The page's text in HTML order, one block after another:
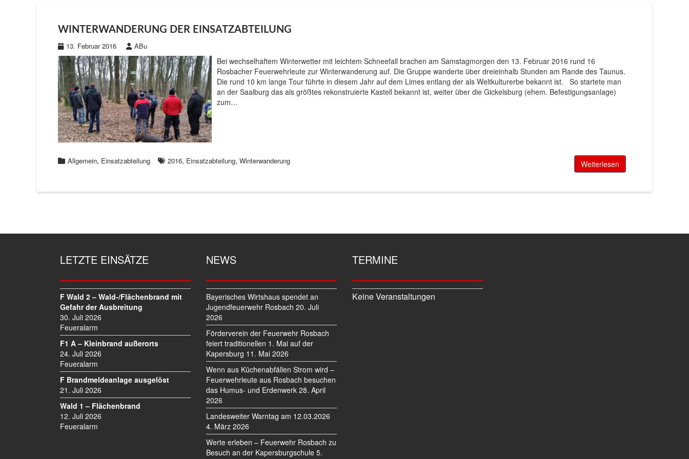
WINTERWANDERUNG DER EINSATZABTEILUNG
13. Februar 2016 ABu
Bei wechselhaftem Winterwetter mit leichtem Schneefall brachen am Samstagmorgen den 13. Februar 2016 rund 16
Rosbacher Feuerwehrleute zur Winterwanderung auf. Die Gruppe wanderte über dreieinhalb Stunden am Rande des Taunus.
Die rund 10 km lange Tour führte in diesem Jahr auf dem Limes entlang der als Weltkulturerbe bekannt ist. So startete man
an der Saalburg das als größtes rekonstruierte Kastell bekannt ist, weiter über die Gickelsburg (ehem. Befestigungsanlage)
zum…
Allgemein, Einsatzabteilung 2016, Einsatzabteilung, Winterwanderung Weiterlesen
LETZTE EINSÄTZE
F Wald 2 – Wald-/Flächenbrand mit
Gefahr der Ausbreitung
30. Juli 2026
Feueralarm
F1 A – Kleinbrand außerorts
24. Juli 2026
Feueralarm
F Brandmeldeanlage ausgelöst
21. Juli 2026
Wald 1 – Flächenbrand
12. Juli 2026
Feueralarm
NEWS
Bayerisches Wirtshaus spendet an
Jugendfeuerwehr Rosbach 20. Juli
2026
Förderverein der Feuerwehr Rosbach
feiert traditionellen 1. Mai auf der
Kapersburg 11. Mai 2026
Wenn aus Küchenabfällen Strom wird –
Feuerwehrleute aus Rosbach besuchen
das Humus- und Erdenwerk 28. April
2026
Landesweiter Warntag am 12.03.2026
4. März 2026
Werte erleben – Feuerwehr Rosbach zu
Besuch an der Kapersburgschule 5.
TERMINE
Keine Veranstaltungen